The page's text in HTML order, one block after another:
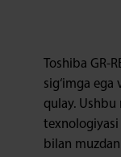
Toshiba GR-
sig‘imga
qulay. Ushbu
bilan